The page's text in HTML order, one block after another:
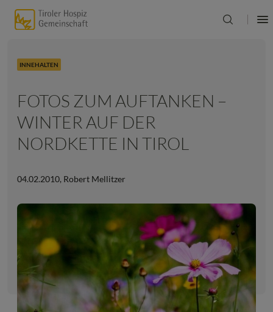
INNEHALTEN
FOTOS ZUM AUFTANKEN –
WINTER AUF DER
NORDKETTE IN TIROL
04.02.2010, Robert Mellitzer